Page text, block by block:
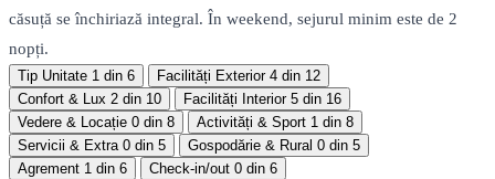
căsuță se închiriază integral. În weekend, sejurul minim este de 2
nopți.
Tip Unitate 1 din 6 Facilități Exterior 4 din 12
Confort & Lux 2 din 10 Facilități Interior 5 din 16
Vedere & Locație 0 din 8 Activități & Sport 1 din 8
Servicii & Extra 0 din 5 Gospodărie & Rural 0 din 5
Agrement 1 din 6 Check-in/out 0 din 6